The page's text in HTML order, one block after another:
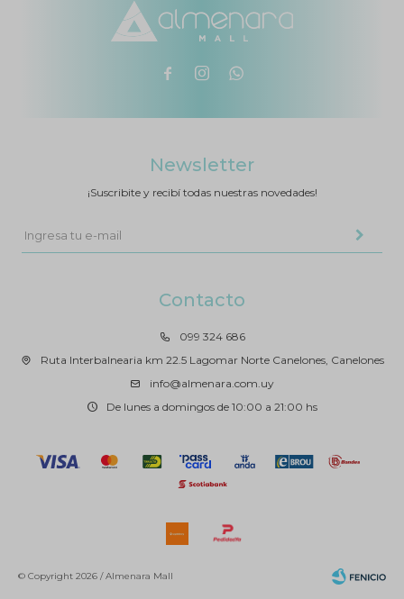
  
Contacto
099 324 686
Ruta Interbalnearia km 22.5 Lagomar Norte Canelones, Canelones
info@almenara.com.uy
De lunes a domingos de 10:00 a 21:00 hs
Newsletter
¡Suscribite y recibí todas nuestras novedades!
© Copyright 2026 / Almenara Mall